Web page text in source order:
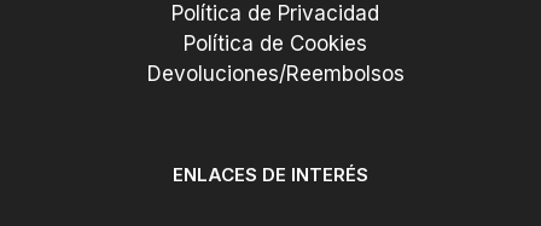
Política de Privacidad
Política de Cookies
Devoluciones/Reembolsos
ENLACES DE INTERÉS